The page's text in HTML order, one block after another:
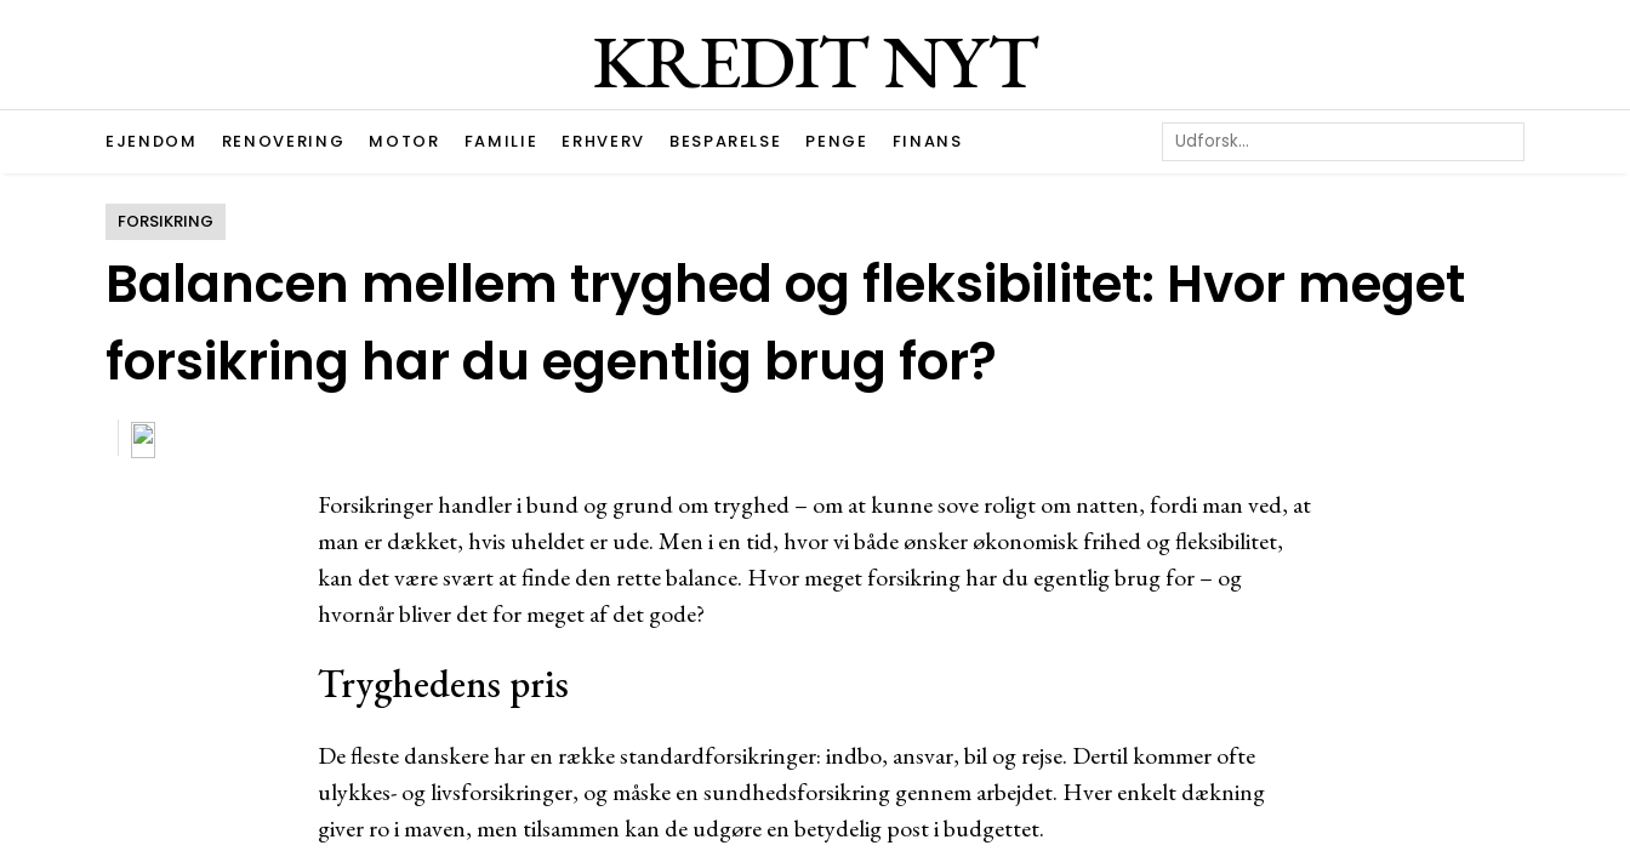
KREDIT NYT
EJENDOM RENOVERING MOTOR FAMILIE ERHVERV BESPARELSE PENGE FINANS
Balancen mellem tryghed og fleksibilitet: Hvor meget
forsikring har du egentlig brug for?
FORSIKRING
Forsikringer handler i bund og grund om tryghed – om at kunne sove roligt om natten, fordi man ved, at
man er dækket, hvis uheldet er ude. Men i en tid, hvor vi både ønsker økonomisk frihed og fleksibilitet,
kan det være svært at finde den rette balance. Hvor meget forsikring har du egentlig brug for – og
hvornår bliver det for meget af det gode?
Tryghedens pris
De fleste danskere har en række standardforsikringer: indbo, ansvar, bil og rejse. Dertil kommer ofte
ulykkes- og livsforsikringer, og måske en sundhedsforsikring gennem arbejdet. Hver enkelt dækning
giver ro i maven, men tilsammen kan de udgøre en betydelig post i budgettet.